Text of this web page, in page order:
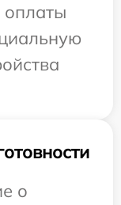
о